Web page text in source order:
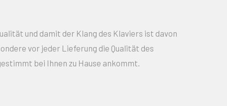
und damit der Klang des Klaviers ist davon
vor jeder Lieferung die Qualität des
bei Ihnen zu Hause ankommt.